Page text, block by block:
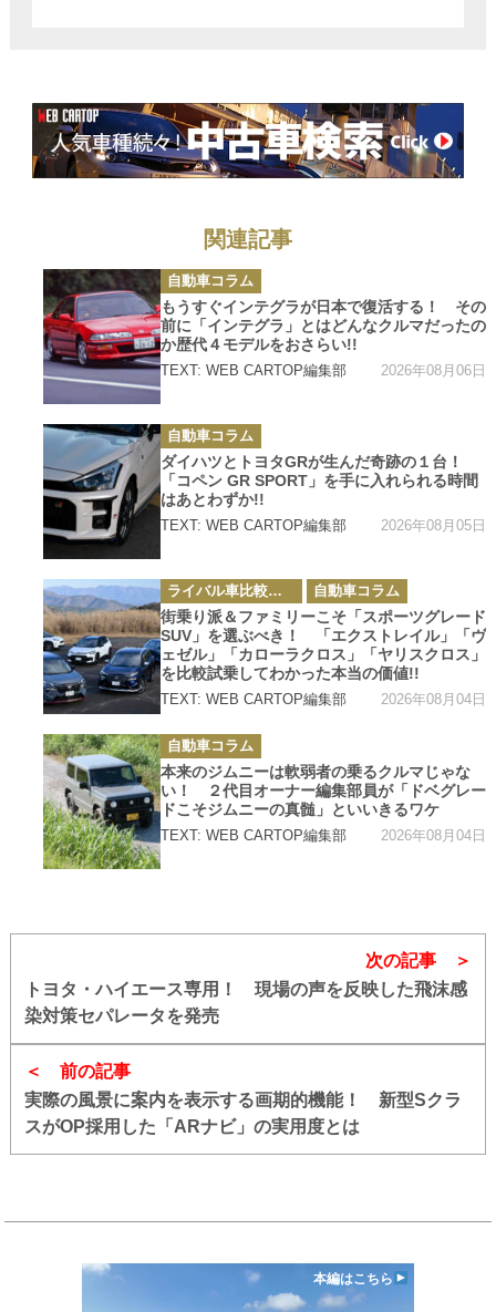
関連記事
カ
テ
ゴ
リ
ー
自動車コラム
もうすぐインテグラが日本で復活する！ その
前に「インテグラ」とはどんなクルマだったの
か歴代４モデルをおさらい!!
TEXT: WEB CARTOP編集部 2026年08月06日
カ
テ
ゴ
リ
ー
自動車コラム
ダイハツとトヨタGRが生んだ奇跡の１台！
「コペン GR SPORT」を手に入れられる時間
はあとわずか!!
TEXT: WEB CARTOP編集部 2026年08月05日
カ
テ
ゴ
リ
ー
ライバル車比較テスト 自動車コラム
街乗り派＆ファミリーこそ「スポーツグレード
SUV」を選ぶべき！ 「エクストレイル」「ヴ
ェゼル」「カローラクロス」「ヤリスクロス」
を比較試乗してわかった本当の価値!!
TEXT: WEB CARTOP編集部 2026年08月04日
カ
テ
ゴ
リ
ー
自動車コラム
本来のジムニーは軟弱者の乗るクルマじゃな
い！ ２代目オーナー編集部員が「ドベグレー
ドこそジムニーの真髄」といいきるワケ
TEXT: WEB CARTOP編集部 2026年08月04日
前の記事
実際の風景に案内を表示する画期的機能！ 新型Sクラ
スがOP採用した「ARナビ」の実用度とは
次の記事
トヨタ・ハイエース専用！ 現場の声を反映した飛沫感
染対策セパレータを発売
本編はこちら